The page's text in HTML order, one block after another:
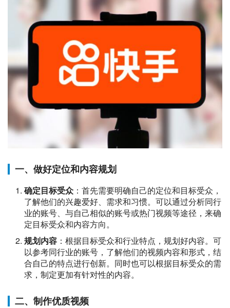
一、做好定位和内容规划
确定目标受众 ：首先需要明确自己的定位和目标受众，
了解他们的兴趣爱好、需求和习惯。可以通过分析同行
业的账号、与自己相似的账号或热门视频等途径，来确
定目标受众和内容方向。
规划内容 ：根据目标受众和行业特点，规划好内容。可
以参考同行业的账号，了解他们的视频内容和形式，结
合自己的特点进行创新。同时也可以根据目标受众的需
求，制定更加有针对性的内容。
二、制作优质视频